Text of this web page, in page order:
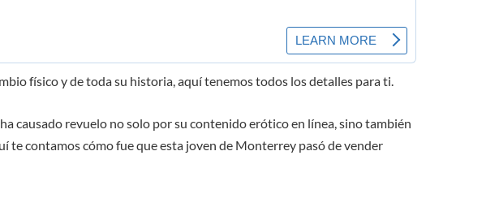
físico y de toda su historia, aquí tenemos todos los detalles para ti.
causado revuelo no solo por su contenido erótico en línea, sino también
contamos cómo fue que esta joven de Monterrey pasó de vender